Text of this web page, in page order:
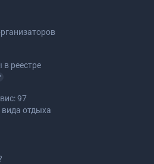
в реестре
97
отдыха